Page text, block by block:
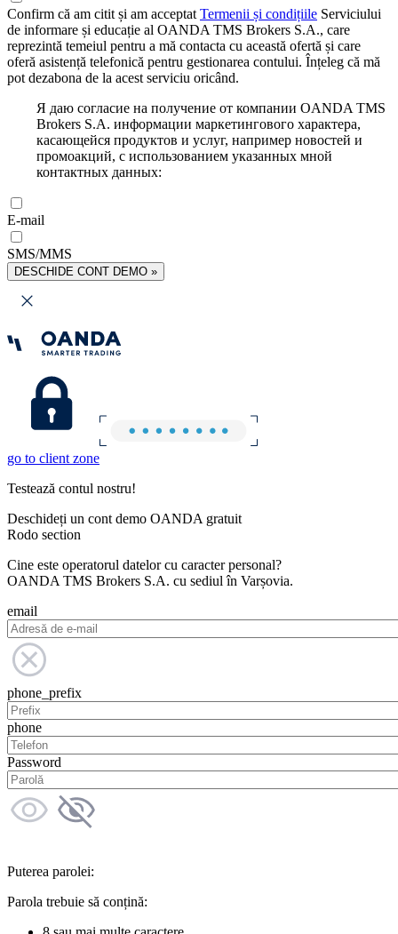
Confirm că am citit și am acceptat Termenii și condițiile Serviciului
de informare și educație al OANDA TMS Brokers S.A., care
reprezintă temeiul pentru a mă contacta cu această ofertă și care
oferă asistență telefonică pentru gestionarea contului. Înțeleg că mă
pot dezabona de la acest serviciu oricând.
Я даю согласие на получение от компании OANDA TMS
Brokers S.A. информации маркетингового характера,
касающейся продуктов и услуг, например новостей и
промоакций, с использованием указанных мной
контактных данных:
E-mail
SMS/MMS
DESCHIDE CONT DEMO »
go to client zone
Testează contul nostru!
Deschideți un cont demo OANDA gratuit
Rodo section
Cine este operatorul datelor cu caracter personal?
OANDA TMS Brokers S.A. cu sediul în Varșovia.
email
phone_prefix
phone
Password
Puterea parolei:
Parola trebuie să conțină: